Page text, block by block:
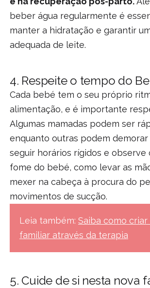
beber água regularmente é
manter a hidratação e garantir
adequada de leite.
4. Respeite o tempo do
Cada bebé tem o seu próprio
alimentação, e é importante
Algumas mamadas podem ser
enquanto outras podem demorar
seguir horários rígidos e observe
fome do bebé, como levar as
mexer na cabeça à procura do
movimentos de sucção.
Leia também: Saiba como criar
familiar através da terapia
5. Cuide de si nesta nova